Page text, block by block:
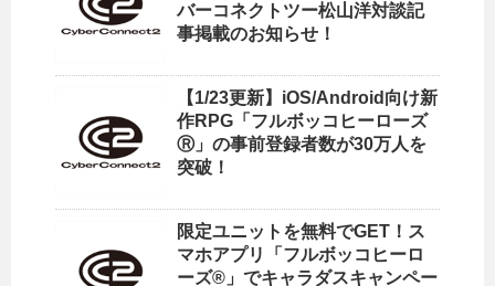
バーコネクトツー松山洋対談記
事掲載のお知らせ！
【1/23更新】iOS/Android向け新
作RPG「フルボッコヒーローズ
Ⓡ」の事前登録者数が30万人を
突破！
限定ユニットを無料でGET！ス
マホアプリ「フルボッコヒーロ
ーズ®」でキャラダスキャンペー